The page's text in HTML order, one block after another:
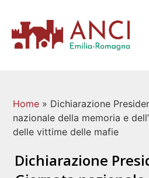
Home » Dichiarazione
nazionale della memoria e
delle vittime delle mafie
Dichiarazione